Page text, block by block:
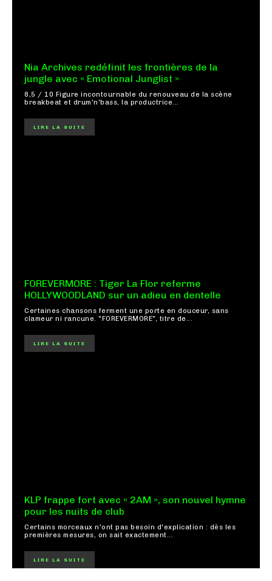
Nia Archives redéfinit les frontières de la
jungle avec « Emotional Junglist »
8,5 / 10 Figure incontournable du renouveau de la scène
breakbeat et drum'n'bass, la productrice...
LIRE LA SUITE
FOREVERMORE : Tiger La Flor referme
HOLLYWOODLAND sur un adieu en dentelle
Certaines chansons ferment une porte en douceur, sans
clameur ni rancune. "FOREVERMORE", titre de...
LIRE LA SUITE
KLP frappe fort avec « 2AM », son nouvel hymne
pour les nuits de club
Certains morceaux n'ont pas besoin d'explication : dès les
premières mesures, on sait exactement...
LIRE LA SUITE